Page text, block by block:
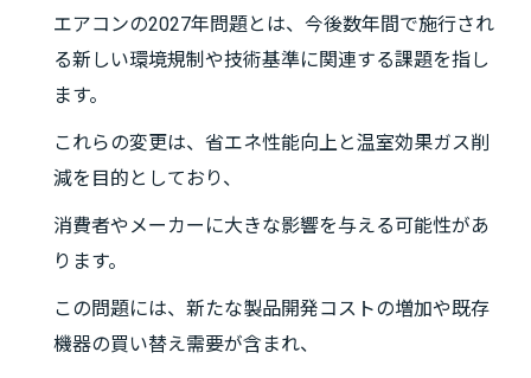
エアコンの2027年問題とは、今後数年間で施行され
る新しい環境規制や技術基準に関連する課題を指し
ます。
これらの変更は、省エネ性能向上と温室効果ガス削
減を目的としており、
消費者やメーカーに大きな影響を与える可能性があ
ります。
この問題には、新たな製品開発コストの増加や既存
機器の買い替え需要が含まれ、